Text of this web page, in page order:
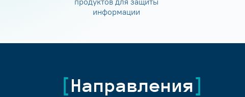
информации
Направления